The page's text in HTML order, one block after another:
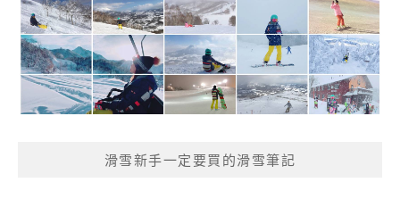
滑雪新手一定要買的滑雪筆記